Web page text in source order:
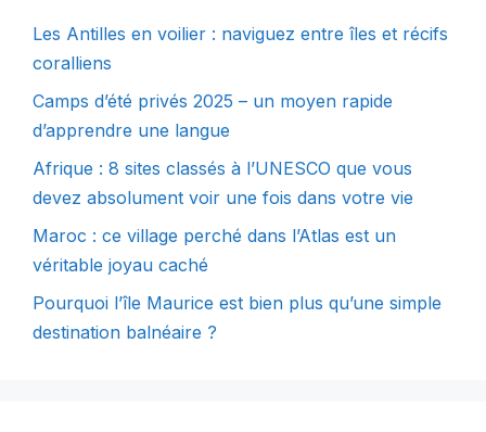
Les Antilles en voilier : naviguez entre îles et récifs
coralliens
Camps d’été privés 2025 – un moyen rapide
d’apprendre une langue
Afrique : 8 sites classés à l’UNESCO que vous
devez absolument voir une fois dans votre vie
Maroc : ce village perché dans l’Atlas est un
véritable joyau caché
Pourquoi l’île Maurice est bien plus qu’une simple
destination balnéaire ?